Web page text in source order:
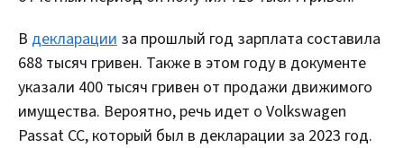
В декларации за прошлый год зарплата составила
688 тысяч гривен. Также в этом году в документе
указали 400 тысяч гривен от продажи движимого
имущества. Вероятно, речь идет о Volkswagen
Passat CC, который был в декларации за 2023 год.